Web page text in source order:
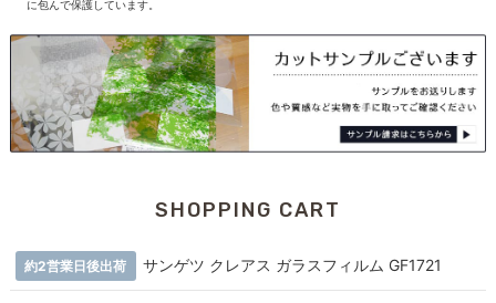
に包んで保護しています。
SHOPPING CART
約2営業日後出荷 サンゲツ クレアス ガラスフィルム GF1721